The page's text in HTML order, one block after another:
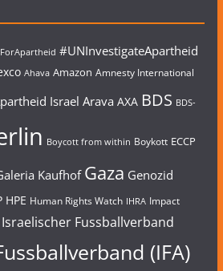
#UNInvestigateApartheid
Ahava Amazon Amnesty International
Israel Arava AXA BDS BDS-
Boycott from within Boykott ECCP
Kaufhof Gaza Genozid
HPE Human Rights Watch IHRA Impact
Israelischer Fussballverband
(IFA)